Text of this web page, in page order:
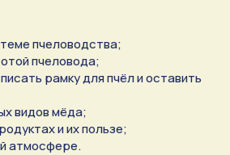
пчеловодства;
пчеловода;
рамку для пчёл и оставить
видов мёда;
и их пользе;
атмосфере.